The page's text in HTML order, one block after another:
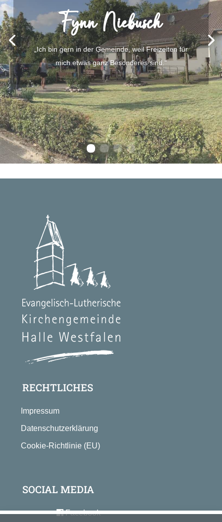
Fynn Niebusch
„Ich bin gern in der Gemeinde, weil Freizeiten für
mich etwas ganz Besonderes sind.“
RECHTLICHES
Impressum
Datenschutzerklärung
Cookie-Richtlinie (EU)
SOCIAL MEDIA
Facebook